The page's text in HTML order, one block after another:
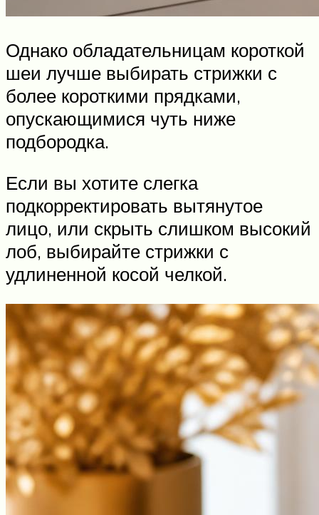
Однако обладательницам короткой
шеи лучше выбирать стрижки с
более короткими прядками,
опускающимися чуть ниже
подбородка.
Если вы хотите слегка
подкорректировать вытянутое
лицо, или скрыть слишком высокий
лоб, выбирайте стрижки с
удлиненной косой челкой.